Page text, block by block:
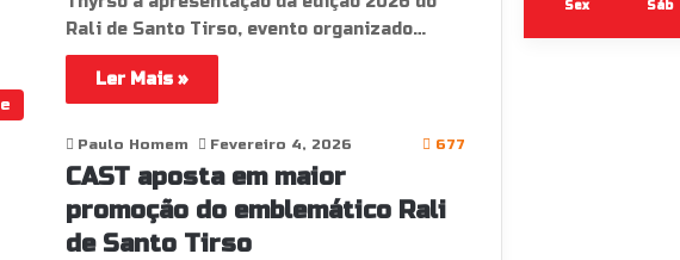
Rali de Santo Tirso, evento organizado…
Ler Mais »
Paulo Homem Fevereiro 4, 2026 677
CAST aposta em maior
promoção do emblemático Rali
de Santo Tirso
Sex Sáb